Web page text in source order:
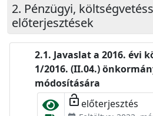
Pénzügyi,
előterjesztések
Javaslat a 2016. évi
1/2016. (II.04.)
módosítására
lock_open előterjesztés